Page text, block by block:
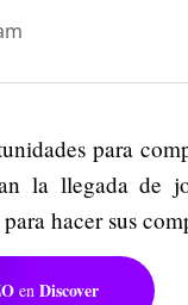
para
la llegada de
para hacer sus
en Discover